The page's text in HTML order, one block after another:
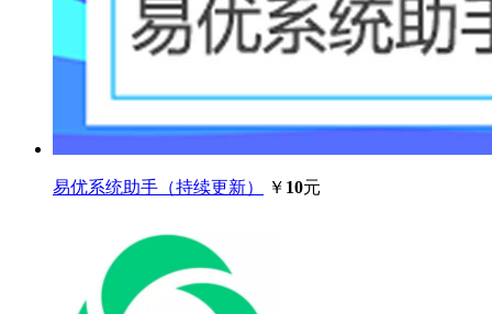
易优系统助手（持续更新） ￥ 10元